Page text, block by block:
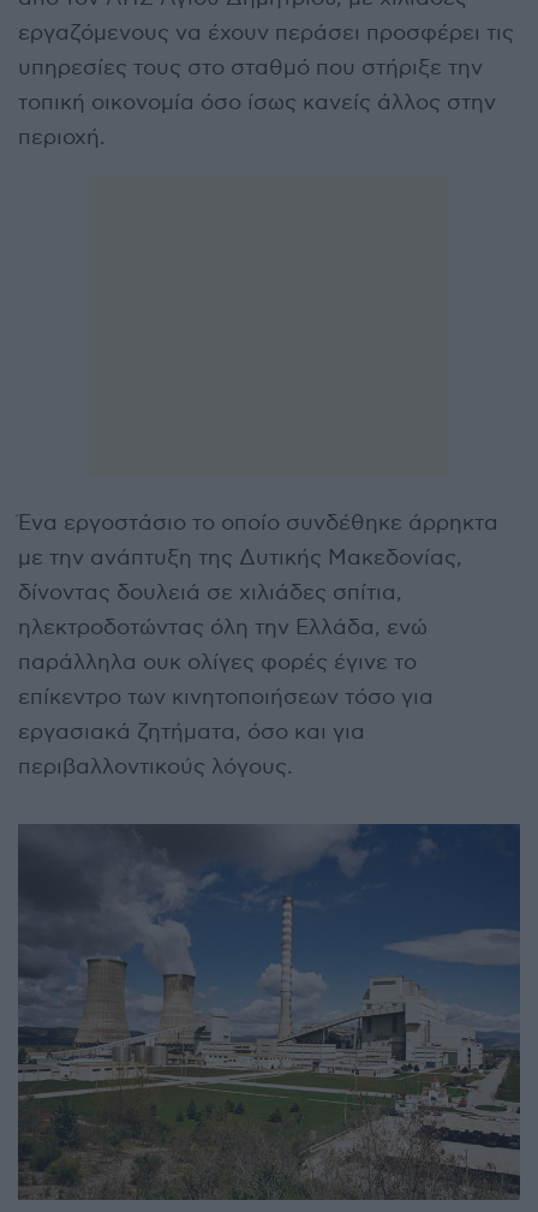
εργαζόμενους να έχουν περάσει προσφέρει τις
υπηρεσίες τους στο σταθμό που στήριξε την
τοπική οικονομία όσο ίσως κανείς άλλος στην
περιοχή.
Ένα εργοστάσιο το οποίο συνδέθηκε άρρηκτα
με την ανάπτυξη της Δυτικής Μακεδονίας,
δίνοντας δουλειά σε χιλιάδες σπίτια,
ηλεκτροδοτώντας όλη την Ελλάδα, ενώ
παράλληλα ουκ ολίγες φορές έγινε το
επίκεντρο των κινητοποιήσεων τόσο για
εργασιακά ζητήματα, όσο και για
περιβαλλοντικούς λόγους.